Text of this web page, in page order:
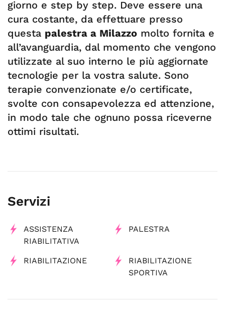
giorno e step by step. Deve essere una
cura costante, da effettuare presso
questa palestra a Milazzo molto fornita e
all’avanguardia, dal momento che vengono
utilizzate al suo interno le più aggiornate
tecnologie per la vostra salute. Sono
terapie convenzionate e/o certificate,
svolte con consapevolezza ed attenzione,
in modo tale che ognuno possa riceverne
ottimi risultati.
Servizi
ASSISTENZA
RIABILITATIVA
PALESTRA
RIABILITAZIONE
RIABILITAZIONE
SPORTIVA